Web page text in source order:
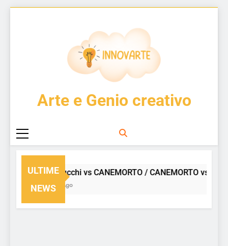
InnovArte
Arte e Genio creativo
ULTIME
NEWS
Enzo Cucchi vs CANEMORTO / CANEMORTO vs Enzo
3 Giorni Ago